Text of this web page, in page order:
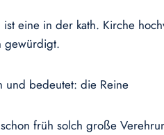
eine in der kath. Kirche
gewürdigt.
und bedeutet: die Reine
früh solch große